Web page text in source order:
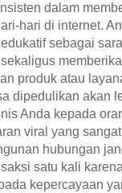
dalam
hari di internet.
sebagai
produk atau
dipedulikan akan
Anda kepada
viral yang sangat
hubungan
satu kali
kepercayaan